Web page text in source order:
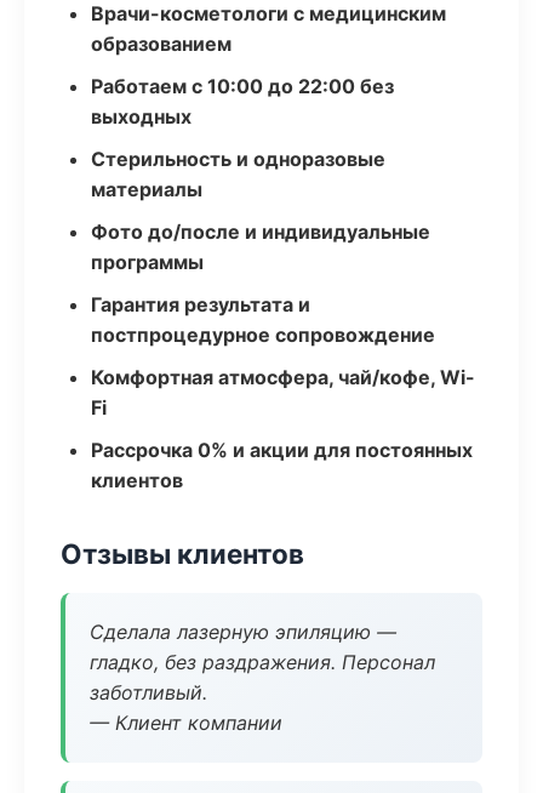
Врачи-косметологи с медицинским
образованием
Работаем с 10:00 до 22:00 без
выходных
Стерильность и одноразовые
материалы
Фото до/после и индивидуальные
программы
Гарантия результата и
постпроцедурное сопровождение
Комфортная атмосфера, чай/кофе, Wi-
Fi
Рассрочка 0% и акции для постоянных
клиентов
Отзывы клиентов
Сделала лазерную эпиляцию —
гладко, без раздражения. Персонал
заботливый.
— Клиент компании